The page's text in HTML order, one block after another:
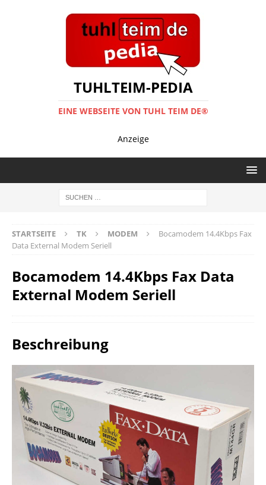
TUHLTEIM-PEDIA
EINE WEBSEITE VON TUHL TEIM DE®
Anzeige
STARTSEITE TK MODEM
Bocamodem 14.4Kbps Fax
Data External Modem Seriell
Bocamodem 14.4Kbps Fax Data
External Modem Seriell
Beschreibung